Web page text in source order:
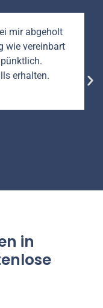
mir abgeholt
wie vereinbart
erhalten.
in